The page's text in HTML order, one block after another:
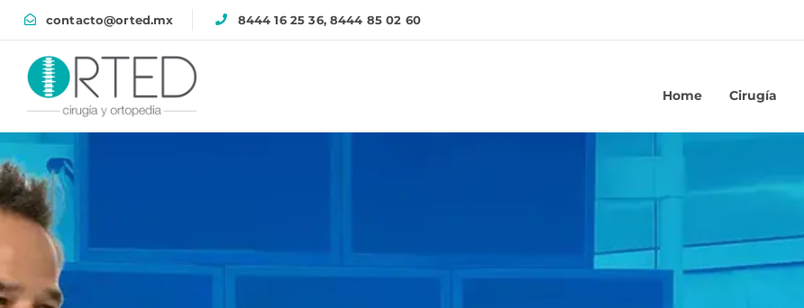
contacto@orted.mx 8444 16 25 36, 8444 85 02 60
Home Cirugía